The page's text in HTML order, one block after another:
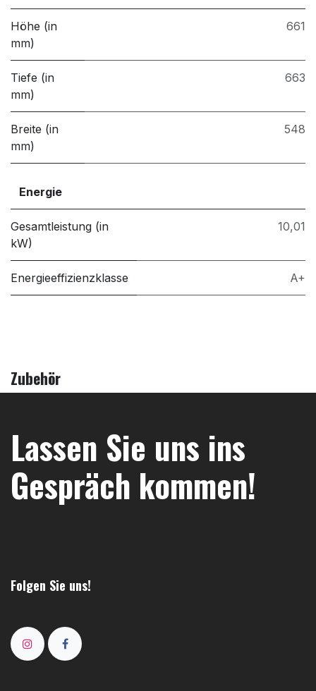
Höhe (in
mm)
661
Tiefe (in
mm)
663
Breite (in
mm)
548
Energie
Gesamtleistung (in
kW)
10,01
Energieeffizienzklasse A+
Zubehör
Lassen Sie uns ins
Gespräch kommen!
Folgen Sie uns!